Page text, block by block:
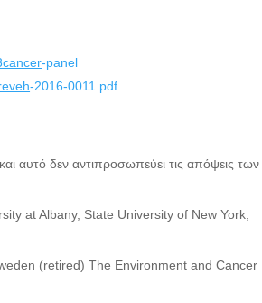
-panel
-2016-0011.pdf
αυτό δεν αντιπροσωπεύει τις απόψεις των
at Albany, State University of New York,
(retired) The Environment and Cancer